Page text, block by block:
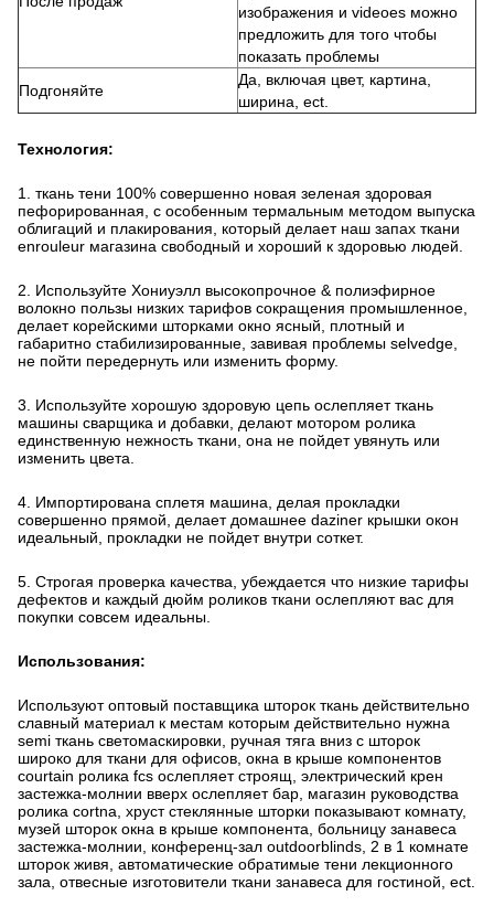
изображения и videoes можно
предложить для того чтобы
показать проблемы
Подгоняйте
Да, включая цвет, картина,
ширина, ect.
Технология:
1. ткань тени
пефорированная , с особенным термальным методом выпуска
облигаций и плакирования, который делает наш запах ткани
enrouleur магазина свободный и хороший к здоровью людей.
2. Используйте Хониуэлл высокопрочное & полиэфирное
волокно пользы низких тарифов сокращения промышленное,
делаеткорейскими шторками окно ясный, плотный и
габаритно стабилизированные, завивая проблемы selvedge,
не пойти передернуть или изменить форму.
3. Используйте хорошую здоровую цепь ослепляет ткань
машины сварщика и добавки, делаютмотором ролика
единственную нежность ткани , она не пойдет увянуть или
изменить цвета.
4. Импортирована сплетя машина, делая прокладки
совершенно прямой, делаетдомашнее daziner крышки окон
идеальный, прокладки не пойдет внутри соткет.
5. Строгая проверка качества, убеждается что низкие тарифы
дефектов и каждый дюйм роликов ткани ослепляют вас для
покупки совсем идеальны.
Использования:
Используют оптовый поставщика шторок ткань действительно
славный материал к местам которым действительно нужна
semi ткань светомаскировки, ручная тяга вниз с шторок
широко для ткани для офисов, окна в крыше компонентов
courtain ролика fcs ослепляет строящ, электрический крен
застежка-молнии вверх ослепляет бар, магазин руководства
ролика cortna, хруст стеклянные шторки показывают комнату,
музей шторок окна в крыше компонента, больницу занавеса
застежка-молнии, конференц-зал outdoorblinds, 2 в 1 комнате
шторок живя, автоматические обратимые тени лекционного
зала, отвесные изготовители ткани занавеса для гостиной, ect.